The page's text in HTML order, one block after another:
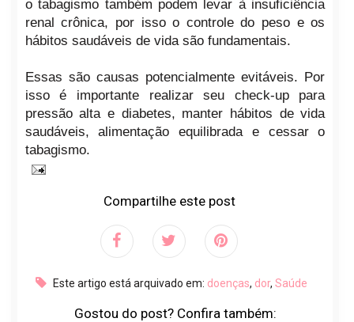
o tabagismo também podem levar à insuficiência
renal crônica, por isso o controle do peso e os
hábitos saudáveis de vida são fundamentais.
Essas são causas potencialmente evitáveis. Por
isso é importante realizar seu check-up para
pressão alta e diabetes, manter hábitos de vida
saudáveis, alimentação equilibrada e cessar o
tabagismo.
Compartilhe este post
Este artigo está arquivado em: doenças, dor, Saúde
Gostou do post? Confira também: